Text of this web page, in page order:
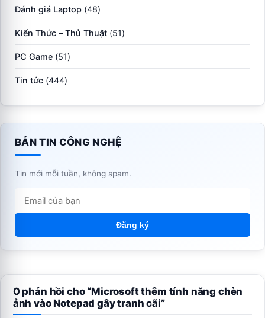
Đánh giá Laptop (48)
Kiến Thức – Thủ Thuật (51)
PC Game (51)
Tin tức (444)
BẢN TIN CÔNG NGHỆ
Tin mới mỗi tuần, không spam.
Đăng ký
0 phản hồi cho “Microsoft thêm tính năng chèn
ảnh vào Notepad gây tranh cãi”